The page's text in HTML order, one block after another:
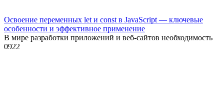
Освоение переменных let и const в JavaScript — ключевые
особенности и эффективное применение
В мире разработки приложений и веб-сайтов необходимость
0922